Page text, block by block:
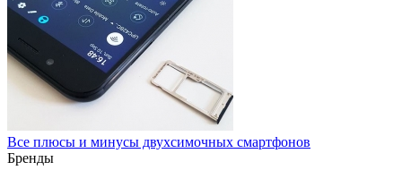
Все плюсы и минусы двухсимочных смартфонов
Бренды